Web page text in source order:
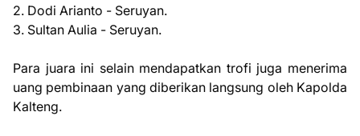
2. Dodi Arianto - Seruyan.
3. Sultan Aulia - Seruyan.
Para juara ini selain mendapatkan trofi juga menerima
uang pembinaan yang diberikan langsung oleh Kapolda
Kalteng.